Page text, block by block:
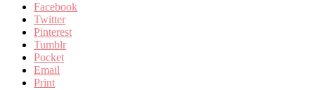
Facebook
Twitter
Pinterest
Tumblr
Pocket
Email
Print